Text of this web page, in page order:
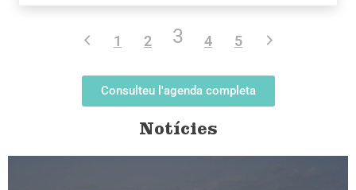
1 2 3 4 5
Consulteu l'agenda completa
Notícies